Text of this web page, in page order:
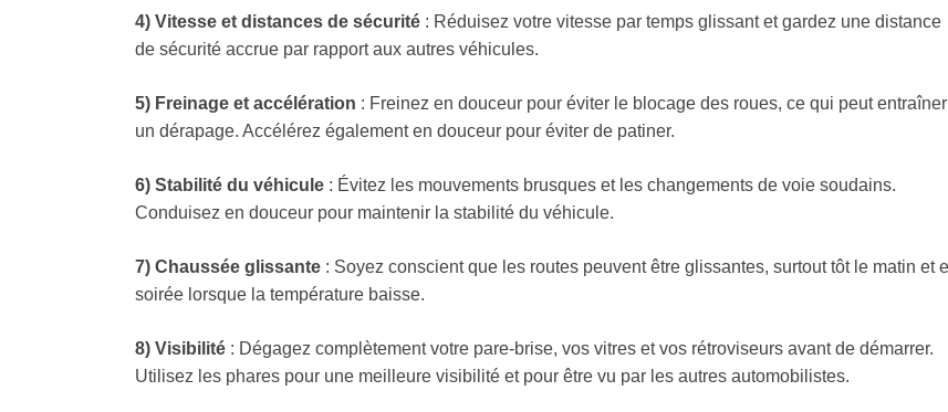
4) Vitesse et distances de sécurité : Réduisez votre vitesse par temps glissant et gardez une distance
de sécurité accrue par rapport aux autres véhicules.
5) Freinage et accélération : Freinez en douceur pour éviter le blocage des roues, ce qui peut entraîner
un dérapage. Accélérez également en douceur pour éviter de patiner.
6) Stabilité du véhicule : Évitez les mouvements brusques et les changements de voie soudains.
Conduisez en douceur pour maintenir la stabilité du véhicule.
7) Chaussée glissante : Soyez conscient que les routes peuvent être glissantes, surtout tôt le matin et
soirée lorsque la température baisse.
8) Visibilité : Dégagez complètement votre pare-brise, vos vitres et vos rétroviseurs avant de démarrer.
Utilisez les phares pour une meilleure visibilité et pour être vu par les autres automobilistes.